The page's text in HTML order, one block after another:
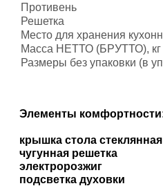
Противень
Решетка
Место для хранения
Масса НЕТТО (БРУТТО), кг
Размеры без упаковки (в
Элементы
крышка стола стеклянная
чугунная решетка
электророзжиг
подсветка духовки